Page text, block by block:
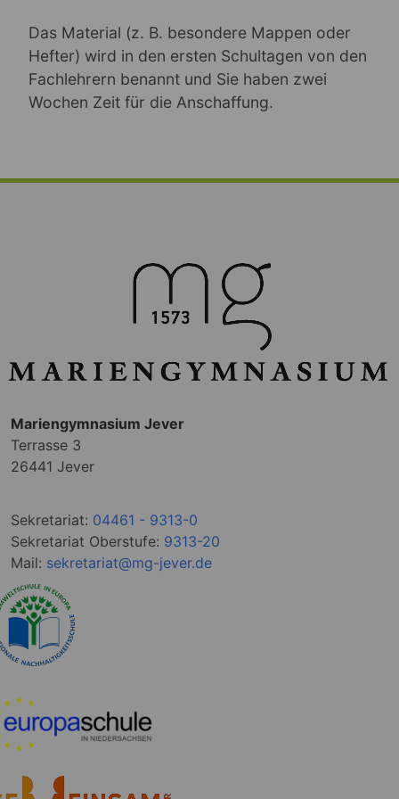
Das Material (z. B. besondere Mappen oder
Hefter) wird in den ersten Schultagen von den
Fachlehrern benannt und Sie haben zwei
Wochen Zeit für die Anschaffung.
Mariengymnasium Jever
Terrasse 3
26441 Jever
Sekretariat: 04461 - 9313-0
Sekretariat Oberstufe: 9313-20
Mail: sekretariat@mg-jever.de